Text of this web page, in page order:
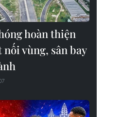
hoàn thiện
nối vùng, sân bay